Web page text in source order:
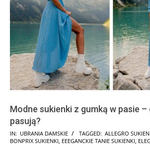
Modne sukienki z gumką w pasie
pasują?
2025-
IN: UBRANIA DAMSKIE TAGGED: ALLEGRO
BONPRIX SUKIENKI EEEGANCKIE TANIE SUKIENKI